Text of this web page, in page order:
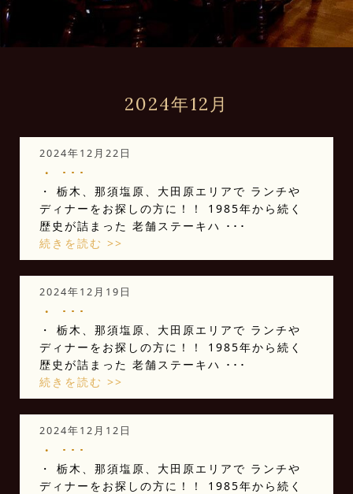
2024年12月
2024年12月22日
・ ･･･
・ 栃木、那須塩原、大田原エリアで ランチや
ディナーをお探しの方に！！ 1985年から続く
歴史が詰まった 老舗ステーキハ ･･･
続きを読む >>
2024年12月19日
・ ･･･
・ 栃木、那須塩原、大田原エリアで ランチや
ディナーをお探しの方に！！ 1985年から続く
歴史が詰まった 老舗ステーキハ ･･･
続きを読む >>
2024年12月12日
・ ･･･
・ 栃木、那須塩原、大田原エリアで ランチや
ディナーをお探しの方に！！ 1985年から続く